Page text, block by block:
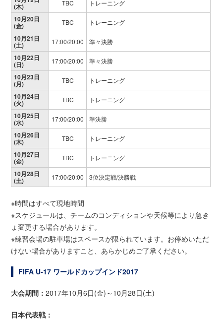
(木) TBC トレーニング
10月20日
(金) TBC トレーニング
10月21日
(土) 17:00/20:00 準々決勝
10月22日
(日) 17:00/20:00 準々決勝
10月23日
(月) TBC トレーニング
10月24日
(火) TBC トレーニング
10月25日
(水) 17:00/20:00 準決勝
10月26日
(木) TBC トレーニング
10月27日
(金) TBC トレーニング
10月28日
(土) 17:00/20:00 3位決定戦/決勝戦
※時間はすべて現地時間
※スケジュールは、チームのコンディションや天候等により急き
ょ変更する場合があります。
※練習会場の駐車場はスペースが限られています。お停めいただ
けない場合がありますこと、あらかじめご了承ください。
FIFA U-17 ワールドカップインド2017
大会期間：2017年10月6日(金)～10月28日(土)
日本代表戦：